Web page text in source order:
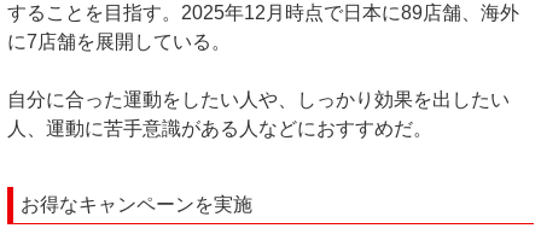
することを目指す。2025年12月時点で日本に89店舗、海外
に7店舗を展開している。
自分に合った運動をしたい人や、しっかり効果を出したい
人、運動に苦手意識がある人などにおすすめだ。
お得なキャンペーンを実施